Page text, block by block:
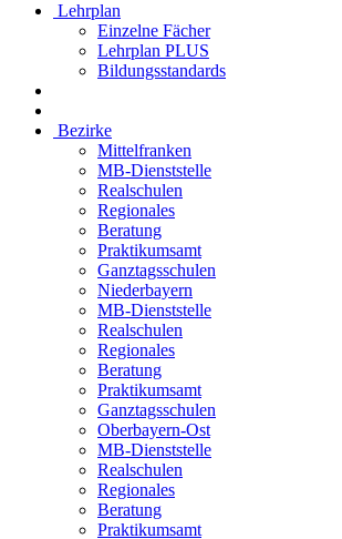
Lehrplan
Einzelne Fächer
Lehrplan PLUS
Bildungsstandards
Bezirke
Mittelfranken
MB-Dienststelle
Realschulen
Regionales
Beratung
Praktikumsamt
Ganztagsschulen
Niederbayern
MB-Dienststelle
Realschulen
Regionales
Beratung
Praktikumsamt
Ganztagsschulen
Oberbayern-Ost
MB-Dienststelle
Realschulen
Regionales
Beratung
Praktikumsamt